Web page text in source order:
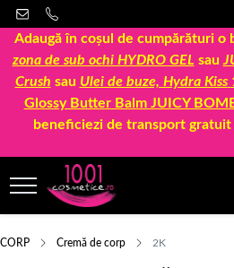
Adaugă în coșul de cumpărături o
zona de sub ochi HYDRO GEL sau
Crush sau Ulei de buze, Hydra Kiss
Glossy Butter Balm JUICY
beneficiezi de transport gratuit
CORP Cremă de corp 2K